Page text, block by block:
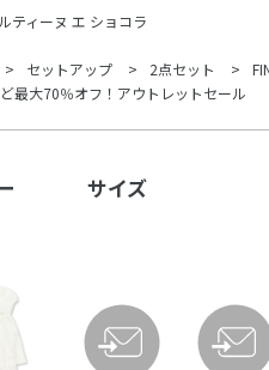
ティーヌ エ ショコラ
セットアップ 2点セット
最大70％オフ！アウトレットセール
サイズ